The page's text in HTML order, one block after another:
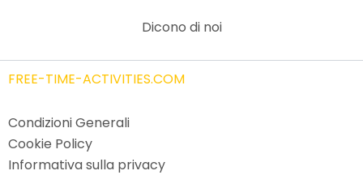
Dicono di noi
FREE-TIME-ACTIVITIES.COM
Condizioni Generali
Cookie Policy
Informativa sulla privacy